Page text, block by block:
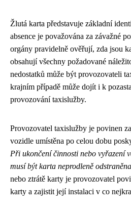
Žlutá karta představuje základní
absence je považována za závažné
orgány pravidelně ověřují, zda jsou
obsahují všechny požadované
nedostatků může být provozovateli
krajním případě může dojít i k
provozování taxislužby.
Provozovatel taxislužby je povinen
vozidle umístěna po celou dobu
Při ukončení činnosti nebo vyřazení
musí být karta neprodleně odstraněna
nebo ztrátě karty je provozovatel
karty a zajistit její instalaci v co